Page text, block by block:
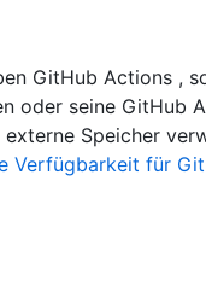
GitHub Actions ,
oder seine GitHub
Speicher
Verfügbarkeit für